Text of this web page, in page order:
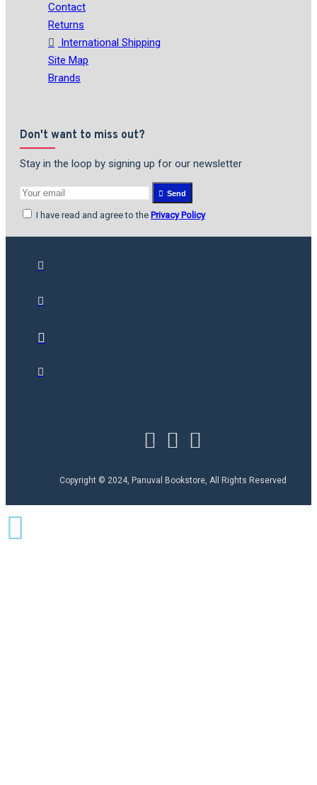
Contact
Returns
International Shipping
Site Map
Brands
Don't want to miss out?
Stay in the loop by signing up for our newsletter
Send
I have read and agree to the Privacy Policy
Copyright © 2024, Panuval Bookstore, All Rights Reserved